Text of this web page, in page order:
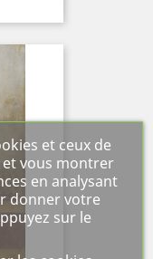
et ceux de
vous montrer
en analysant
donner votre
sur le